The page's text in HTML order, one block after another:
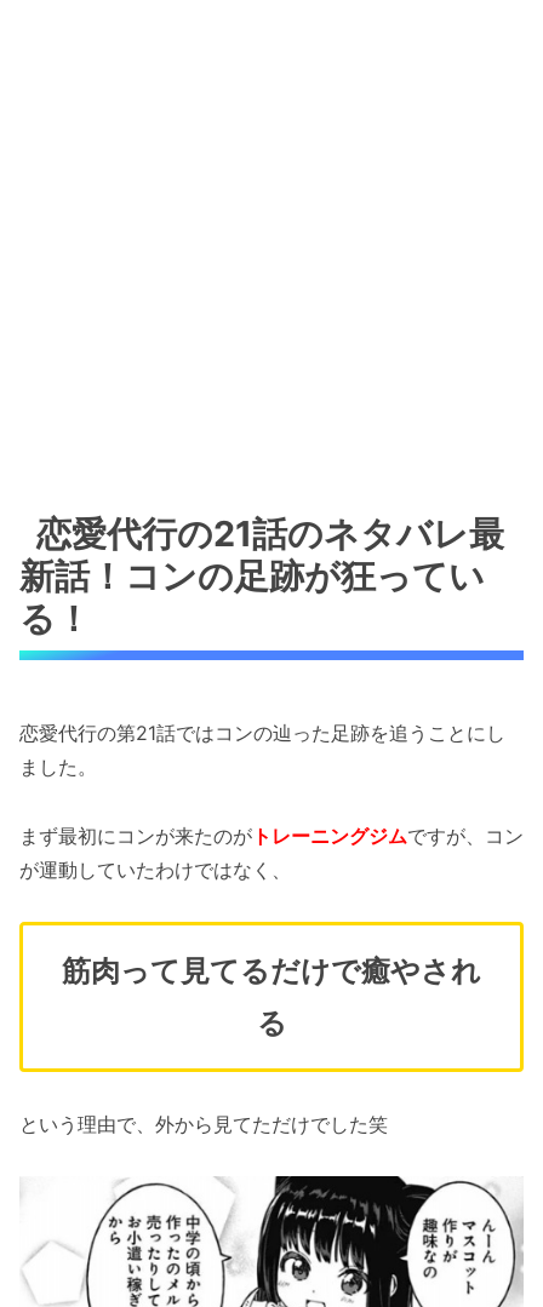
恋愛代行の21話のネタバレ最
新話！コンの足跡が狂ってい
る！
恋愛代行の第21話ではコンの辿った足跡を追うことにし
ました。
まず最初にコンが来たのが トレーニングジムですが、コン
が運動していたわけではなく、
筋肉って見てるだけで癒やされ
る
という理由で、外から見てただけでした笑